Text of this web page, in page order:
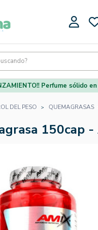
Perfume sólido
DEL PESO QUEMAGRASAS
150cap